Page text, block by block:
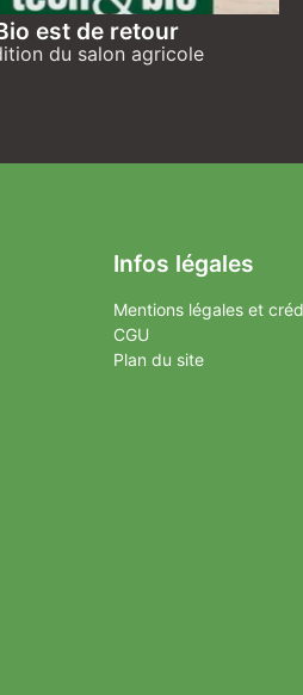
est de retour
du salon agricole
Infos légales
Mentions légales et
CGU
Plan du site